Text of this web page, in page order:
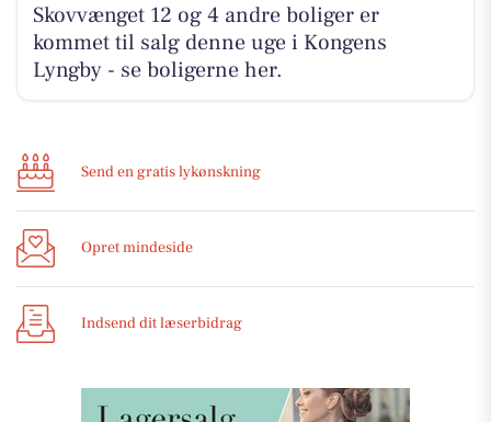
Skovvænget 12 og 4 andre boliger er
kommet til salg denne uge i Kongens
Lyngby - se boligerne her.
Send en gratis lykønskning
Opret mindeside
Indsend dit læserbidrag